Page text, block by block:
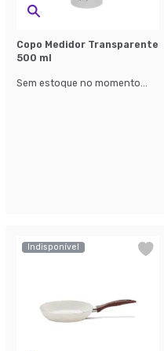
Copo Medidor Transparente
500 ml
Sem estoque no momento...
Indisponível